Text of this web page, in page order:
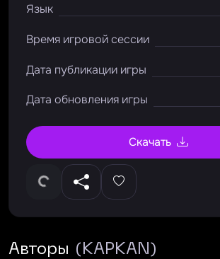
Язык
Время игровой сессии
Дата публикации игры
Дата обновления игры
Скачать
Авторы (KAPKAN)